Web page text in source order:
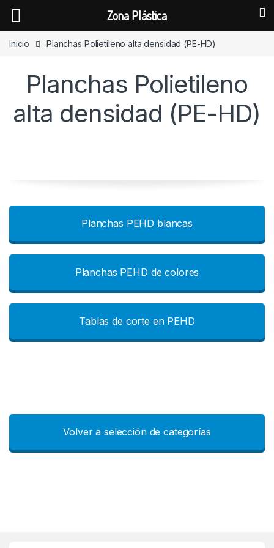
Inicio Planchas Polietileno alta densidad (PE-HD)
Planchas Polietileno
alta densidad (PE-HD)
Planchas PEHD blancas
Planchas PEHD de colores
Tablas de corte en PEHD
Volver a selección de categorías
Zona Plástica